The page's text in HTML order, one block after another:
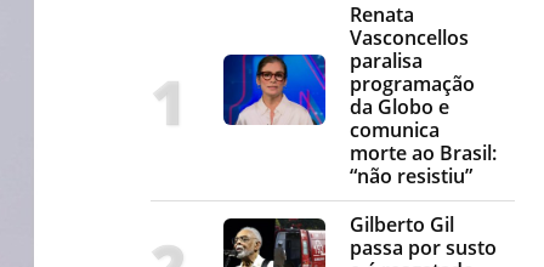
Renata
Vasconcellos
paralisa
programação
da Globo e
comunica
morte ao Brasil:
“não resistiu”
Gilberto Gil
passa por susto